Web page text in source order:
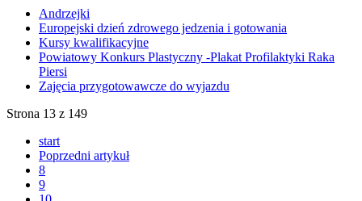
Andrzejki
Europejski dzień zdrowego jedzenia i gotowania
Kursy kwalifikacyjne
Powiatowy Konkurs Plastyczny -Plakat Profilaktyki Raka
Piersi
Zajęcia przygotowawcze do wyjazdu
Strona 13 z 149
start
Poprzedni artykuł
8
9